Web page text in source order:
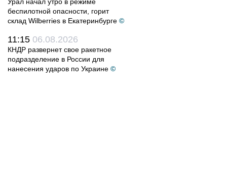
беспилотной опасности, горит
склад Wilberries в Екатеринбурге ©
11:15 06.08.2026
КНДР развернет свое ракетное
подразделение в России для
нанесения ударов по Украине ©